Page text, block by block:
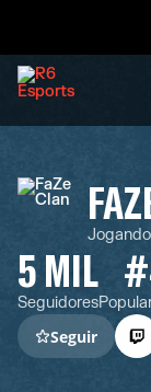
5 MIL
Seguidores
Seguir